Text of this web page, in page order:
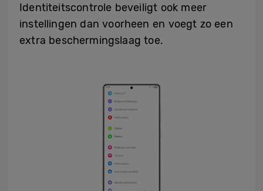
Identiteitscontrole beveiligt ook meer
instellingen dan voorheen en voegt zo een
extra beschermingslaag toe.